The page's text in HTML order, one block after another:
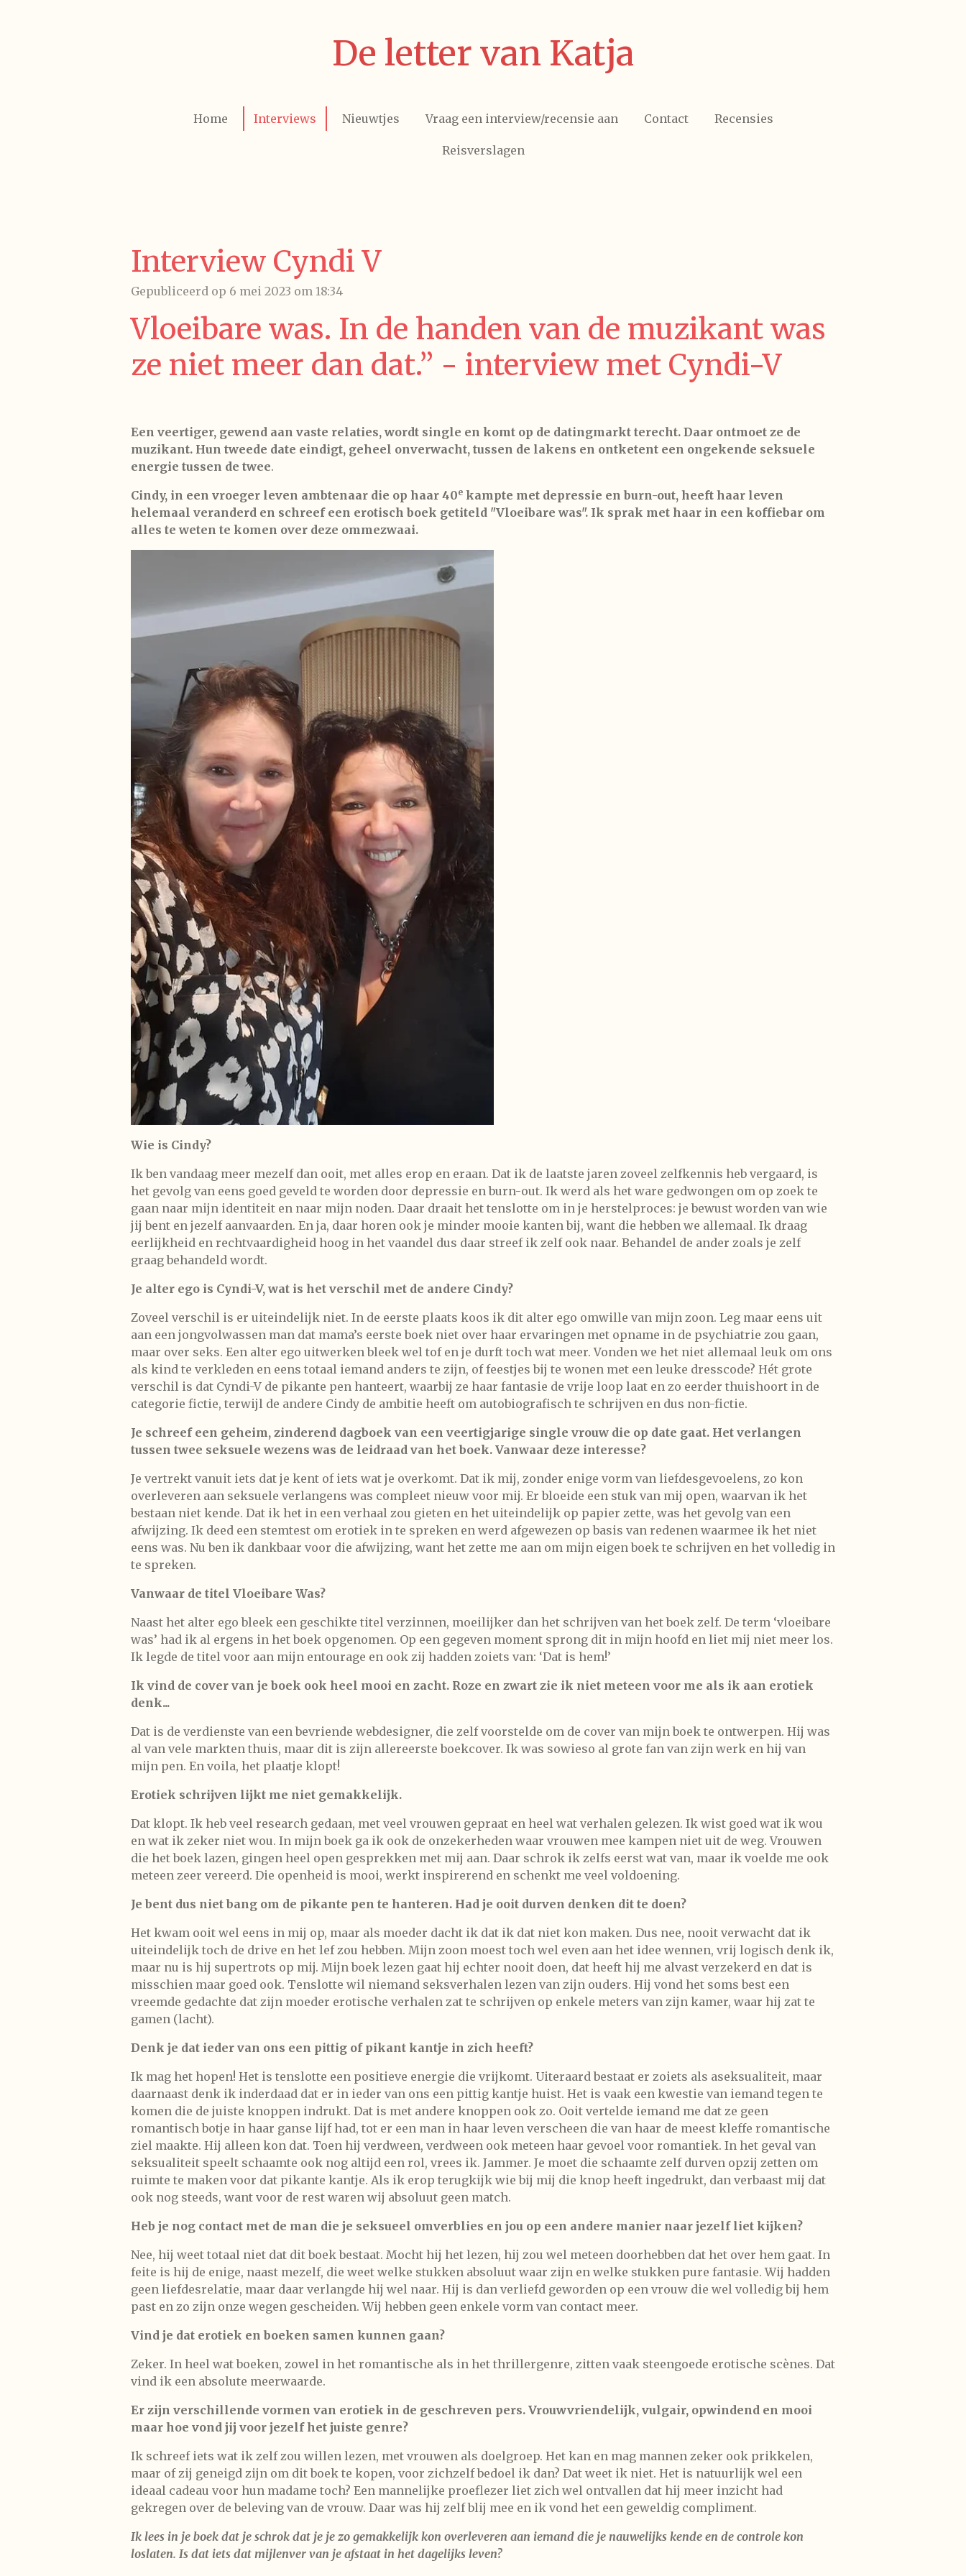
De letter van Katja
Home Interviews Nieuwtjes Vraag een interview/recensie aan Contact Recensies
Reisverslagen
Interview Cyndi V
Gepubliceerd op 6 mei 2023 om 18:34
Vloeibare was. In de handen van de muzikant was
ze niet meer dan dat.” - interview met Cyndi-V
Een veertiger, gewend aan vaste relaties, wordt single en komt op de datingmarkt terecht. Daar ontmoet ze de
muzikant. Hun tweede date eindigt, geheel onverwacht, tussen de lakens en ontketent een ongekende seksuele
energie tussen de twee.
Cindy, in een vroeger leven ambtenaar die op haar 40e kampte met depressie en burn-out, heeft haar leven
helemaal veranderd en schreef een erotisch boek getiteld "Vloeibare was". Ik sprak met haar in een koffiebar om
alles te weten te komen over deze ommezwaai.
Wie is Cindy?
Ik ben vandaag meer mezelf dan ooit, met alles erop en eraan. Dat ik de laatste jaren zoveel zelfkennis heb vergaard, is
het gevolg van eens goed geveld te worden door depressie en burn-out. Ik werd als het ware gedwongen om op zoek te
gaan naar mijn identiteit en naar mijn noden. Daar draait het tenslotte om in je herstelproces: je bewust worden van wie
jij bent en jezelf aanvaarden. En ja, daar horen ook je minder mooie kanten bij, want die hebben we allemaal. Ik draag
eerlijkheid en rechtvaardigheid hoog in het vaandel dus daar streef ik zelf ook naar. Behandel de ander zoals je zelf
graag behandeld wordt.
Je alter ego is Cyndi-V, wat is het verschil met de andere Cindy?
Zoveel verschil is er uiteindelijk niet. In de eerste plaats koos ik dit alter ego omwille van mijn zoon. Leg maar eens uit
aan een jongvolwassen man dat mama’s eerste boek niet over haar ervaringen met opname in de psychiatrie zou gaan,
maar over seks. Een alter ego uitwerken bleek wel tof en je durft toch wat meer. Vonden we het niet allemaal leuk om ons
als kind te verkleden en eens totaal iemand anders te zijn, of feestjes bij te wonen met een leuke dresscode? Hét grote
verschil is dat Cyndi-V de pikante pen hanteert, waarbij ze haar fantasie de vrije loop laat en zo eerder thuishoort in de
categorie fictie, terwijl de andere Cindy de ambitie heeft om autobiografisch te schrijven en dus non-fictie.
Je schreef een geheim, zinderend dagboek van een veertigjarige single vrouw die op date gaat. Het verlangen
tussen twee seksuele wezens was de leidraad van het boek. Vanwaar deze interesse?
Je vertrekt vanuit iets dat je kent of iets wat je overkomt. Dat ik mij, zonder enige vorm van liefdesgevoelens, zo kon
overleveren aan seksuele verlangens was compleet nieuw voor mij. Er bloeide een stuk van mij open, waarvan ik het
bestaan niet kende. Dat ik het in een verhaal zou gieten en het uiteindelijk op papier zette, was het gevolg van een
afwijzing. Ik deed een stemtest om erotiek in te spreken en werd afgewezen op basis van redenen waarmee ik het niet
eens was. Nu ben ik dankbaar voor die afwijzing, want het zette me aan om mijn eigen boek te schrijven en het volledig in
te spreken.
Vanwaar de titel Vloeibare Was?
Naast het alter ego bleek een geschikte titel verzinnen, moeilijker dan het schrijven van het boek zelf. De term ‘vloeibare
was’ had ik al ergens in het boek opgenomen. Op een gegeven moment sprong dit in mijn hoofd en liet mij niet meer los.
Ik legde de titel voor aan mijn entourage en ook zij hadden zoiets van: ‘Dat is hem!’
Ik vind de cover van je boek ook heel mooi en zacht. Roze en zwart zie ik niet meteen voor me als ik aan erotiek
denk...
Dat is de verdienste van een bevriende webdesigner, die zelf voorstelde om de cover van mijn boek te ontwerpen. Hij was
al van vele markten thuis, maar dit is zijn allereerste boekcover. Ik was sowieso al grote fan van zijn werk en hij van
mijn pen. En voila, het plaatje klopt!
Erotiek schrijven lijkt me niet gemakkelijk.
Dat klopt. Ik heb veel research gedaan, met veel vrouwen gepraat en heel wat verhalen gelezen. Ik wist goed wat ik wou
en wat ik zeker niet wou. In mijn boek ga ik ook de onzekerheden waar vrouwen mee kampen niet uit de weg. Vrouwen
die het boek lazen, gingen heel open gesprekken met mij aan. Daar schrok ik zelfs eerst wat van, maar ik voelde me ook
meteen zeer vereerd. Die openheid is mooi, werkt inspirerend en schenkt me veel voldoening.
Je bent dus niet bang om de pikante pen te hanteren. Had je ooit durven denken dit te doen?
Het kwam ooit wel eens in mij op, maar als moeder dacht ik dat ik dat niet kon maken. Dus nee, nooit verwacht dat ik
uiteindelijk toch de drive en het lef zou hebben. Mijn zoon moest toch wel even aan het idee wennen, vrij logisch denk ik,
maar nu is hij supertrots op mij. Mijn boek lezen gaat hij echter nooit doen, dat heeft hij me alvast verzekerd en dat is
misschien maar goed ook. Tenslotte wil niemand seksverhalen lezen van zijn ouders. Hij vond het soms best een
vreemde gedachte dat zijn moeder erotische verhalen zat te schrijven op enkele meters van zijn kamer, waar hij zat te
gamen (lacht).
Denk je dat ieder van ons een pittig of pikant kantje in zich heeft?
Ik mag het hopen! Het is tenslotte een positieve energie die vrijkomt. Uiteraard bestaat er zoiets als aseksualiteit, maar
daarnaast denk ik inderdaad dat er in ieder van ons een pittig kantje huist. Het is vaak een kwestie van iemand tegen te
komen die de juiste knoppen indrukt. Dat is met andere knoppen ook zo. Ooit vertelde iemand me dat ze geen
romantisch botje in haar ganse lijf had, tot er een man in haar leven verscheen die van haar de meest kleffe romantische
ziel maakte. Hij alleen kon dat. Toen hij verdween, verdween ook meteen haar gevoel voor romantiek. In het geval van
seksualiteit speelt schaamte ook nog altijd een rol, vrees ik. Jammer. Je moet die schaamte zelf durven opzij zetten om
ruimte te maken voor dat pikante kantje. Als ik erop terugkijk wie bij mij die knop heeft ingedrukt, dan verbaast mij dat
ook nog steeds, want voor de rest waren wij absoluut geen match.
Heb je nog contact met de man die je seksueel omverblies en jou op een andere manier naar jezelf liet kijken?
Nee, hij weet totaal niet dat dit boek bestaat. Mocht hij het lezen, hij zou wel meteen doorhebben dat het over hem gaat. In
feite is hij de enige, naast mezelf, die weet welke stukken absoluut waar zijn en welke stukken pure fantasie. Wij hadden
geen liefdesrelatie, maar daar verlangde hij wel naar. Hij is dan verliefd geworden op een vrouw die wel volledig bij hem
past en zo zijn onze wegen gescheiden. Wij hebben geen enkele vorm van contact meer.
Vind je dat erotiek en boeken samen kunnen gaan?
Zeker. In heel wat boeken, zowel in het romantische als in het thrillergenre, zitten vaak steengoede erotische scènes. Dat
vind ik een absolute meerwaarde.
Er zijn verschillende vormen van erotiek in de geschreven pers. Vrouwvriendelijk, vulgair, opwindend en mooi
maar hoe vond jij voor jezelf het juiste genre?
Ik schreef iets wat ik zelf zou willen lezen, met vrouwen als doelgroep. Het kan en mag mannen zeker ook prikkelen,
maar of zij geneigd zijn om dit boek te kopen, voor zichzelf bedoel ik dan? Dat weet ik niet. Het is natuurlijk wel een
ideaal cadeau voor hun madame toch? Een mannelijke proeflezer liet zich wel ontvallen dat hij meer inzicht had
gekregen over de beleving van de vrouw. Daar was hij zelf blij mee en ik vond het een geweldig compliment.
Ik lees in je boek dat je schrok dat je je zo gemakkelijk kon overleveren aan iemand die je nauwelijks kende en de controle kon
loslaten. Is dat iets dat mijlenver van je afstaat in het dagelijks leven?